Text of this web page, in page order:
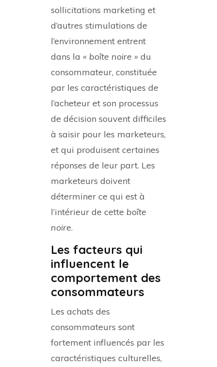
sollicitations marketing et
d’autres stimulations de
l’environnement entrent
dans la « boîte noire » du
consommateur, constituée
par les caractéristiques de
l’acheteur et son processus
de décision souvent difficiles
à saisir pour les marketeurs,
et qui produisent certaines
réponses de leur part. Les
marketeurs doivent
déterminer ce qui est à
l’intérieur de cette boîte
noire.
Les facteurs qui
influencent le
comportement des
consommateurs
Les achats des
consommateurs sont
fortement influencés par les
caractéristiques culturelles,